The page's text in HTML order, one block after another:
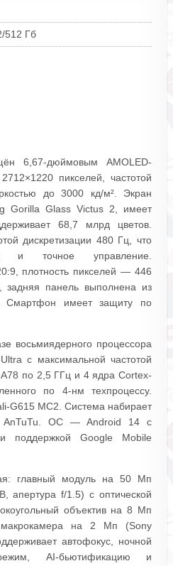
512 Гб
6,67-дюймовым AMOLED-
пикселей, частотой
до 3000 кд/м². Экран
Gorilla Glass Victus 2, имеет
68,7 млрд цветов.
дискретизации 480 Гц, что
и точное управление.
плотность пикселей — 446
задняя панель выполнена из
Смартфон имеет защиту по
восьмиядерного процессора
с максимальной частотой
по 2,5 ГГц и 4 ядра Cortex-
по 4-нм техпроцессу.
G615 MC2. Система набирает
AnTuTu. ОС — Android 14 с
поддержкой Google Mobile
главный модуль на 50 Мп
апертура f/1.5) с оптической
объектив на 8 Мп
на 2 Мп (Sony
автофокус, ночной
AI-бьютификацию и